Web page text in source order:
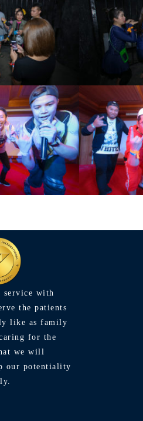
service with
the patients
like as family
for the
we will
our potentiality